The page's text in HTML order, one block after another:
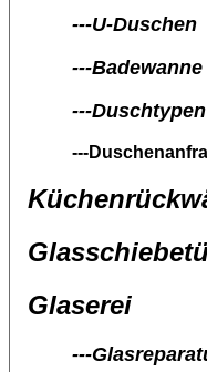
---U-Duschen
---
---Duschtypen
---
Glaserei
---